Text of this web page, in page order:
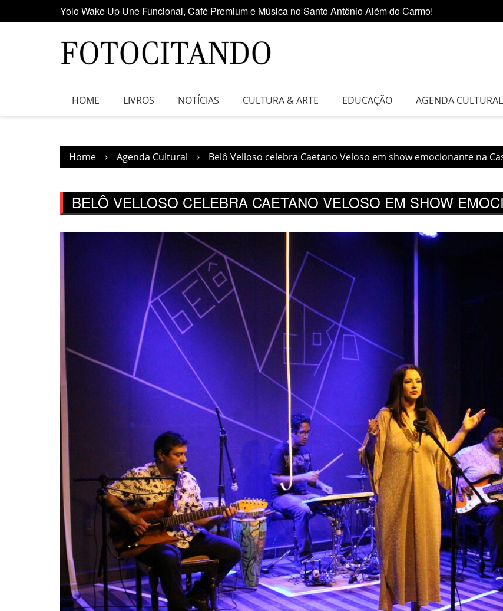
to
Maior clube de vinil da América Latina participa da Feira do Vinil no Shopping Center Lapa
HOME LIVROS NOTÍCIAS CULTURA & ARTE EDUCAÇÃO AGENDA CULTURAL
Home Agenda Cultural Belô Velloso celebra Caetano Veloso em show emocionante na
BELÔ VELLOSO CELEBRA CAETANO VELOSO EM SHOW